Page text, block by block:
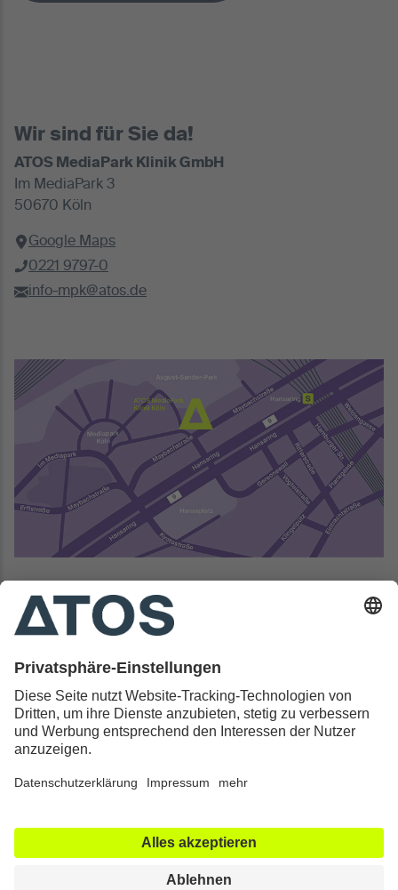
Wir sind für Sie da!
ATOS MediaPark Klinik GmbH
Im MediaPark 3
50670 Köln
Google Maps
0221 9797-0
info-mpk@atos.de
Kontakt & Rechtliches
Alle ATOS Kliniken